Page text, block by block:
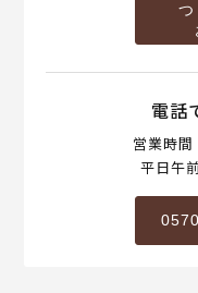
つ
電話
営業時間
平日午